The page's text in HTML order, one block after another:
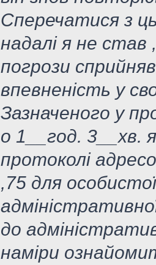
Сперечатися з
надалі я не став
погрози
впевненість у
Зазначеного у
о 1__год. 3__хв.
протоколі
,75 для
до
наміри